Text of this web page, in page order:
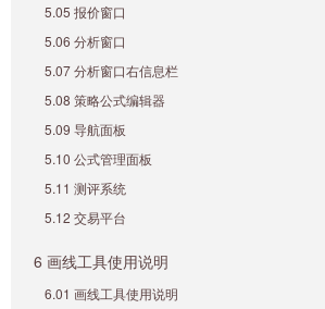
5.05 报价窗口
5.06 分析窗口
5.07 分析窗口右信息栏
5.08 策略公式编辑器
5.09 导航面板
5.10 公式管理面板
5.11 测评系统
5.12 交易平台
6 画线工具使用说明
6.01 画线工具使用说明